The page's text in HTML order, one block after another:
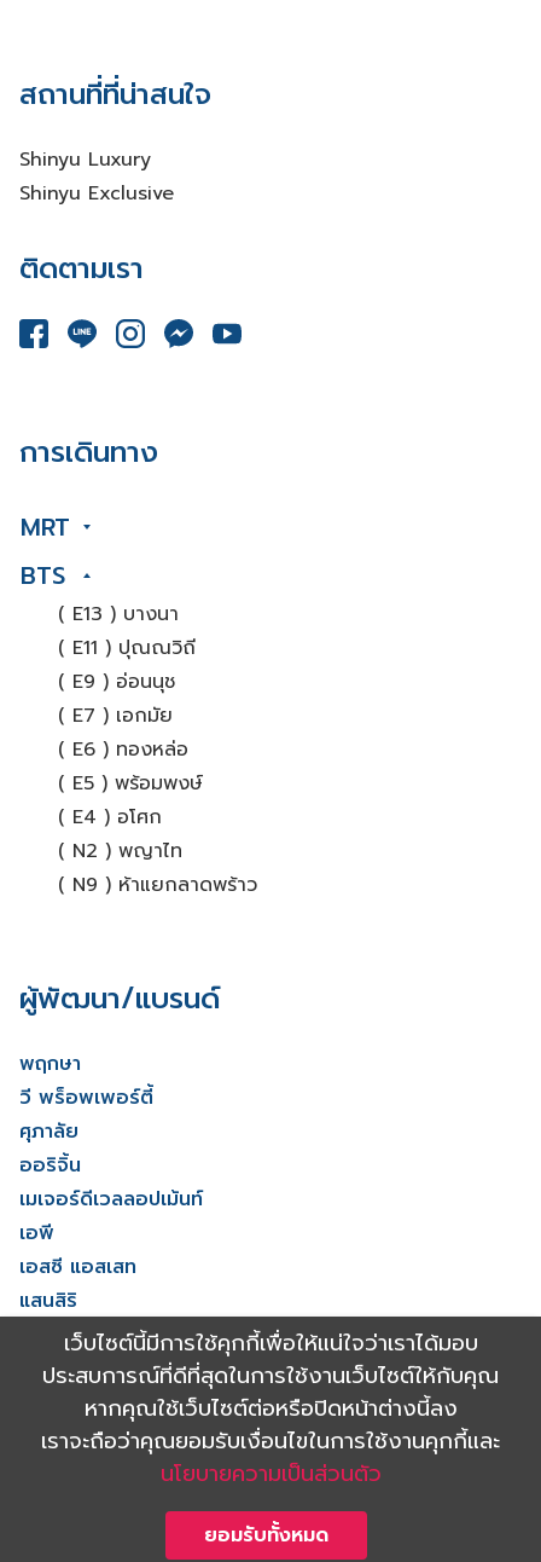
สถานที่ที่น่าสนใจ
Shinyu Luxury
Shinyu Exclusive
ติดตามเรา
การเดินทาง
MRT
BTS
( E13 ) บางนา
( E11 ) ปุณณวิถี
( E9 ) อ่อนนุช
( E7 ) เอกมัย
( E6 ) ทองหล่อ
( E5 ) พร้อมพงษ์
( E4 ) อโศก
( N2 ) พญาไท
( N9 ) ห้าแยกลาดพร้าว
ผู้พัฒนา/แบรนด์
พฤกษา
วี พร็อพเพอร์ตี้
ศุภาลัย
ออริจิ้น
เมเจอร์ดีเวลลอปเม้นท์
เอพี
เอสซี แอสเสท
แสนสิริ
โนเบิล ดีเวลลอปเมนท์
ไรมอน แลนด์
ดูทั้งหมด
เว็บไซต์นี้มีการใช้คุกกี้เพื่อให้แน่ใจว่าเราได้มอบ
ประสบการณ์ที่ดีที่สุดในการใช้งานเว็บไซต์ให้กับคุณ
หากคุณใช้เว็บไซต์ต่อหรือปิดหน้าต่างนี้ลง
เราจะถือว่าคุณยอมรับเงื่อนไขในการใช้งานคุกกี้และ
นโยบายความเป็นส่วนตัว
ยอมรับทั้งหมด